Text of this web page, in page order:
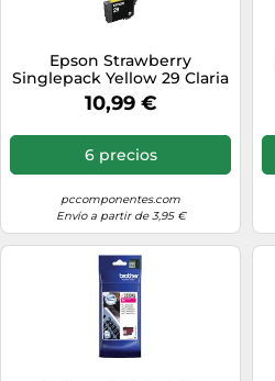
Epson Strawberry
Singlepack Yellow 29 Claria
Home Ink
10,99 €
6 precios
pccomponentes.com
Envío a partir de 3,95 €